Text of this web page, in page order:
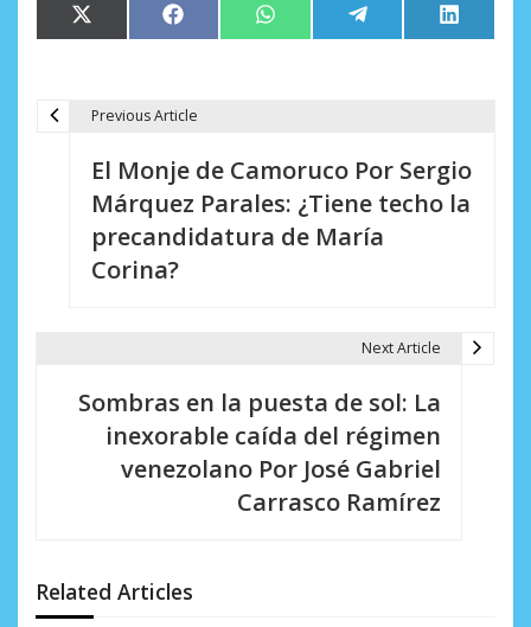
Compartir
en
X
(Twitter)
Compartir
en
Facebook Compartir
en
WhatsApp Compartir
en
Telegram
en
LinkedIn
e
Previous Article
El Monje de Camoruco Por Sergio
Márquez Parales: ¿Tiene techo la
precandidatura de María
Corina?
Next Article
Sombras en la puesta de sol: La
inexorable caída del régimen
venezolano Por José Gabriel
Carrasco Ramírez
Related Articles